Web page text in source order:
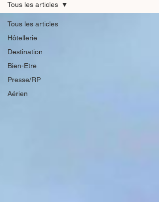
Tous les articles
Hôtellerie
Destination
Bien-Etre
Presse/RP
Aérien
Tous les articles